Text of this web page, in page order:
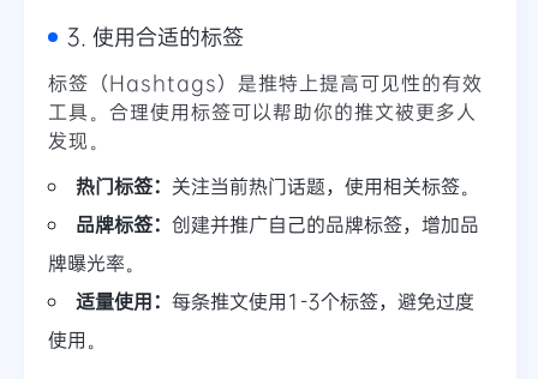
3. 使用合适的标签
标签（Hashtags）是推特上提高可见性的有效
工具。合理使用标签可以帮助你的推文被更多人
发现。
热门标签： 关注当前热门话题，使用相关标签。
品牌标签： 创建并推广自己的品牌标签，增加品
牌曝光率。
适量使用： 每条推文使用1-3个标签，避免过度
使用。